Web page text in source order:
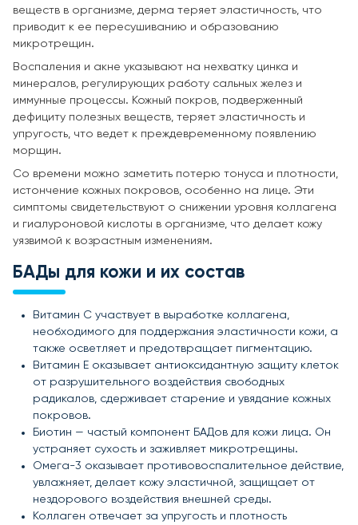
веществ в организме, дерма теряет эластичность, что
приводит к ее пересушиванию и образованию
микротрещин.
Воспаления и акне указывают на нехватку цинка и
минералов, регулирующих работу сальных желез и
иммунные процессы. Кожный покров, подверженный
дефициту полезных веществ, теряет эластичность и
упругость, что ведет к преждевременному появлению
морщин.
Со времени можно заметить потерю тонуса и плотности,
истончение кожных покровов, особенно на лице. Эти
симптомы свидетельствуют о снижении уровня коллагена
и гиалуроновой кислоты в организме, что делает кожу
уязвимой к возрастным изменениям.
БАДы для кожи и их состав
Витамин C участвует в выработке коллагена,
необходимого для поддержания эластичности кожи, а
также осветляет и предотвращает пигментацию.
Витамин E оказывает антиоксидантную защиту клеток
от разрушительного воздействия свободных
радикалов, сдерживает старение и увядание кожных
покровов.
Биотин — частый компонент БАДов для кожи лица. Он
устраняет сухость и заживляет микротрещины.
Омега-3 оказывает противовоспалительное действие,
увлажняет, делает кожу эластичной, защищает от
нездорового воздействия внешней среды.
Коллаген отвечает за упругость и плотность